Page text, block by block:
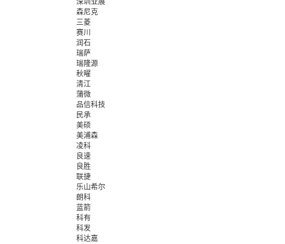
深圳业展
森尼克
三菱
赛川
润石
瑞萨
瑞隆源
秋曜
清江
蒲微
品信科技
民承
美硕
美浦森
凌科
良速
良胜
联捷
乐山希尔
朗科
蓝箭
科有
科发
科达嘉